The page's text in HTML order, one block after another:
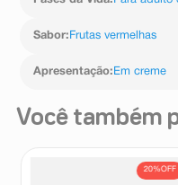
Sabor: Frutas vermelhas
Apresentação: Em creme
Você também
20%OFF